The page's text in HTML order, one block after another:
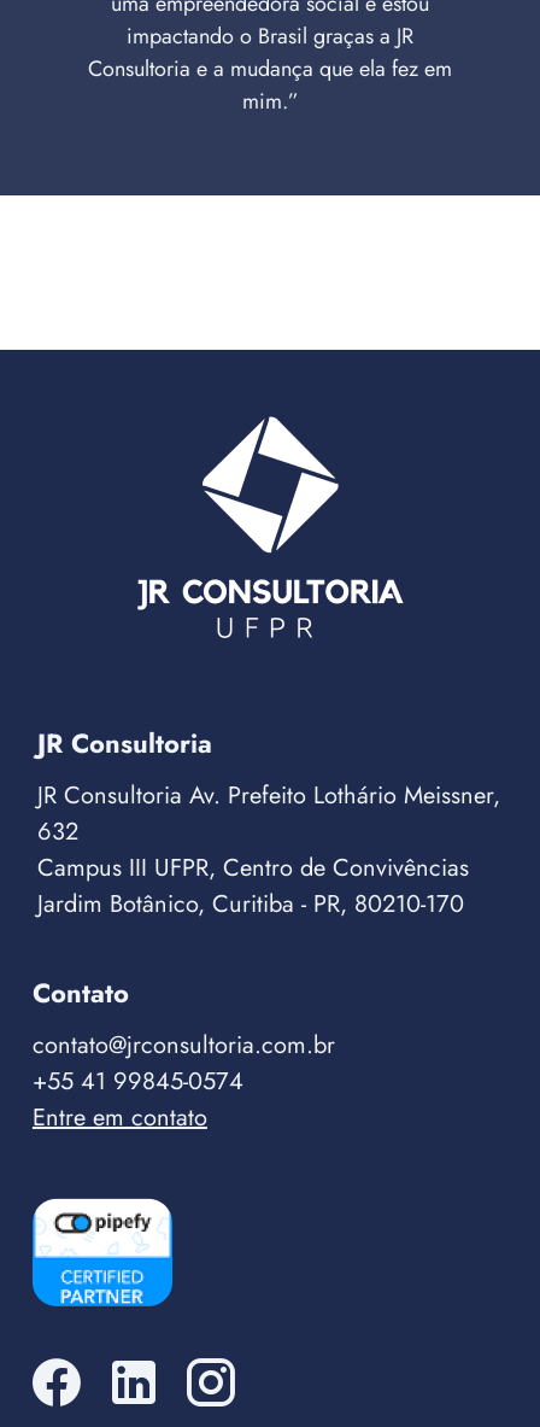
impactando o Brasil graças a JR
Consultoria e a mudança que ela fez em
mim.”
JR Consultoria
JR Consultoria Av. Prefeito Lothário Meissner,
632
Campus III UFPR, Centro de Convivências
Jardim Botânico, Curitiba - PR, 80210-170
Contato
contato@jrconsultoria.com.br
+55 41 99845-0574
Entre em contato